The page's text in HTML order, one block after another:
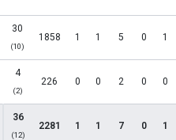
30
(10)
1858 1 1 5 0 1
4
(2)
226 0 0 2 0 0
36
(12)
2281 1 1 7 0 1